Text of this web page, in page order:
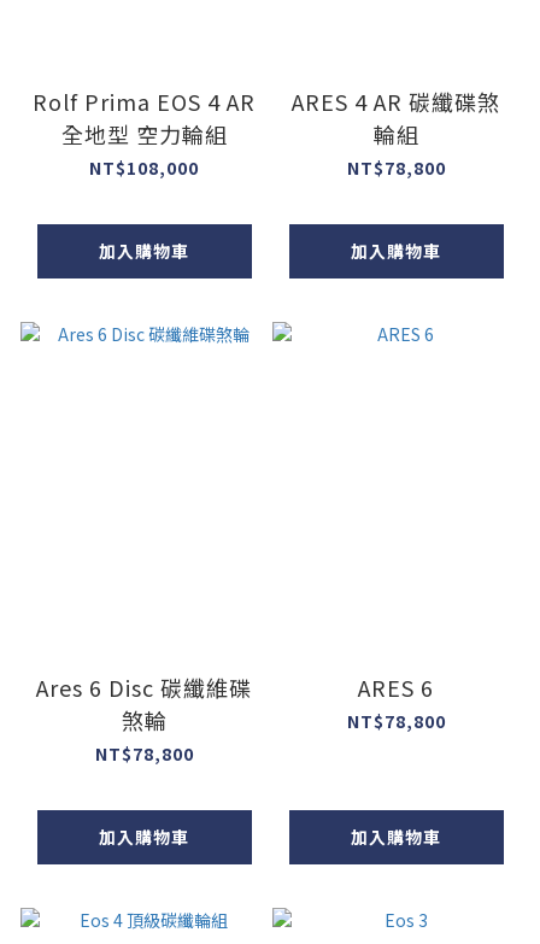
Rolf Prima EOS 4 AR
全地型 空力輪組
NT$108,000
加入購物車
ARES 4 AR 碳纖碟煞
輪組
NT$78,800
加入購物車
Ares 6 Disc 碳纖維碟
煞輪
NT$78,800
加入購物車
ARES 6
NT$78,800
加入購物車